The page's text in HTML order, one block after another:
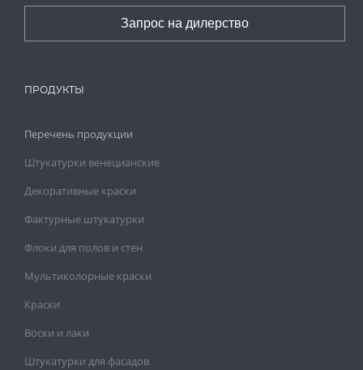
ПРОДУКТЫ
Перечень продукции
Штукатурки венецианские
Декоративные краски
Фактурные штукатурки
Флоки для полов и стен
Мультиколорные краски
Краски
Воски и лаки
Штукатурки для фасадов
Запрос на дилерство